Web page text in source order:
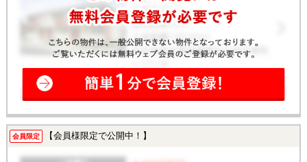
会員限定 【会員様限定で公開中！】